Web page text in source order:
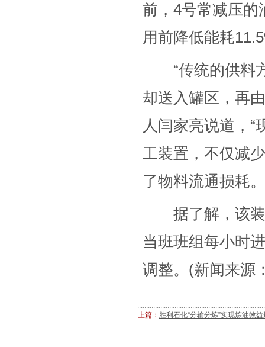
前，4号常减压的
用前降低能耗
“传统的供料方
却送入罐区，再
人闫家亮说道，
工装置，不仅减
了物料流通损耗
据了解，该装
当班班组每小时
调整。(新闻来源
上篇： 胜利石化“分输分炼”实现炼油效